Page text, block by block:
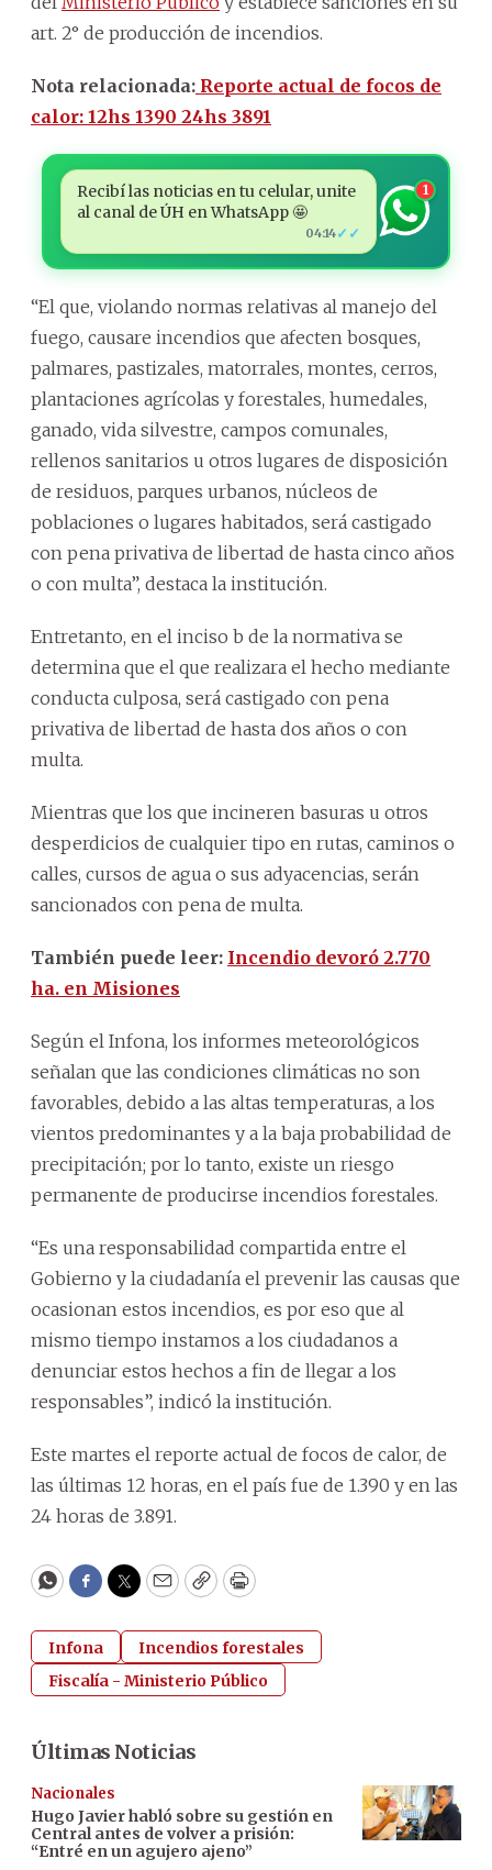
art. 2° de producción de incendios.
Nota relacionada: Reporte actual de focos de
calor: 12hs 1390 24hs 3891
Recibí las noticias en tu celular, unite
al canal de ÚH en WhatsApp 🤩
04:14✓✓
1
“El que, violando normas relativas al manejo del
fuego, causare incendios que afecten bosques,
palmares, pastizales, matorrales, montes, cerros,
plantaciones agrícolas y forestales, humedales,
ganado, vida silvestre, campos comunales,
rellenos sanitarios u otros lugares de disposición
de residuos, parques urbanos, núcleos de
poblaciones o lugares habitados, será castigado
con pena privativa de libertad de hasta cinco años
o con multa”, destaca la institución.
Entretanto, en el inciso b de la normativa se
determina que el que realizara el hecho mediante
conducta culposa, será castigado con pena
privativa de libertad de hasta dos años o con
multa.
Mientras que los que incineren basuras u otros
desperdicios de cualquier tipo en rutas, caminos o
calles, cursos de agua o sus adyacencias, serán
sancionados con pena de multa.
También puede leer: Incendio devoró 2.770
ha. en Misiones
Según el Infona, los informes meteorológicos
señalan que las condiciones climáticas no son
favorables, debido a las altas temperaturas, a los
vientos predominantes y a la baja probabilidad de
precipitación; por lo tanto, existe un riesgo
permanente de producirse incendios forestales.
“Es una responsabilidad compartida entre el
Gobierno y la ciudadanía el prevenir las causas que
ocasionan estos incendios, es por eso que al
mismo tiempo instamos a los ciudadanos a
denunciar estos hechos a fin de llegar a los
responsables”, indicó la institución.
Este martes el reporte actual de focos de calor, de
las últimas 12 horas, en el país fue de 1.390 y en las
24 horas de 3.891.
WhatsApp
Facebook
Twitter
EmailCopyPrint
Infona
Incendios forestales
Fiscalía - Ministerio Público
Últimas Noticias
Nacionales
Hugo Javier habló sobre su gestión en
Central antes de volver a prisión:
“Entré en un agujero ajeno”